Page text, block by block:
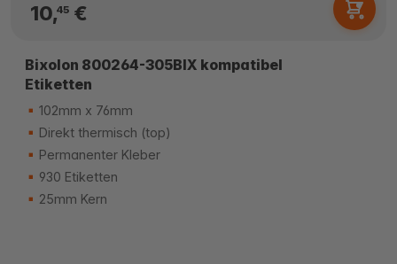
10,45€
Bixolon 800264-305BIX kompatibel
Etiketten
102mm x 76mm
Direkt thermisch (top)
Permanenter Kleber
930 Etiketten
25mm Kern